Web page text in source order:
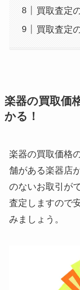
買取査定
買取査定
楽器の買取価
かる！
楽器の買取価格
舗がある楽器店
のないお取引が
査定しますので
みましょう。